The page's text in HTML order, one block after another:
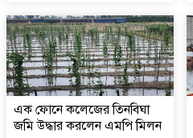
এক ফোনে কলেজের তিনবিঘা
জমি উদ্ধার করলেন এমপি মিলন